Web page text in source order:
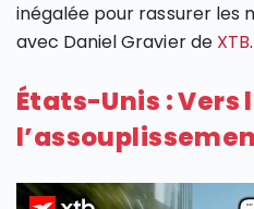
inégalée pour rassurer les
avec Daniel Gravier de XTB.
États-Unis : Vers